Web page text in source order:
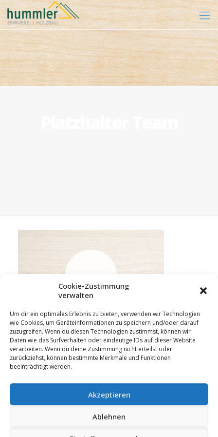
Cookie-Zustimmung
verwalten
Um dir ein optimales Erlebnis zu bieten, verwenden wir Technologien
wie Cookies, um Geräteinformationen zu speichern und/oder darauf
zuzugreifen. Wenn du diesen Technologien zustimmst, können wir
Daten wie das Surfverhalten oder eindeutige IDs auf dieser Website
verarbeiten. Wenn du deine Zustimmung nicht erteilst oder
zurückziehst, können bestimmte Merkmale und Funktionen
beeinträchtigt werden.
Akzeptieren
Ablehnen